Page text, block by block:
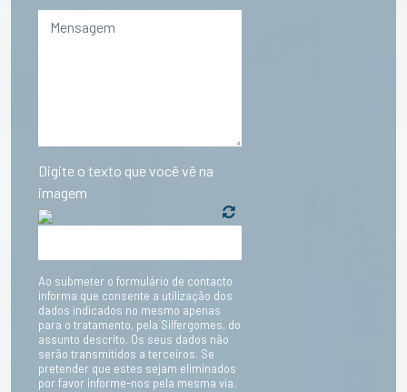
Digite o texto que você vê na
imagem
Ao submeter o formulário de contacto
informa que consente a utilização dos
dados indicados no mesmo apenas
para o tratamento, pela Silfergomes, do
assunto descrito. Os seus dados não
serão transmitidos a terceiros. Se
pretender que estes sejam eliminados
por favor informe-nos pela mesma via.